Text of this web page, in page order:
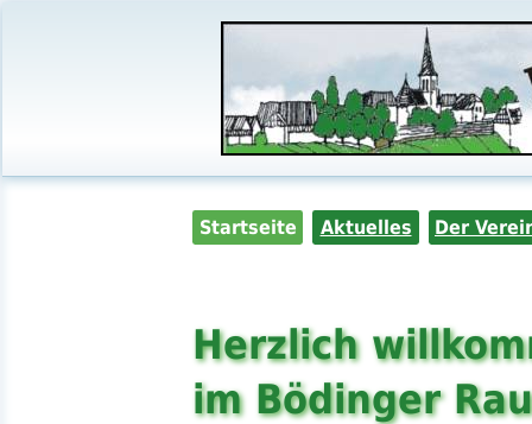
Startseite Aktuelles Der
Herzlich
im Bödinger